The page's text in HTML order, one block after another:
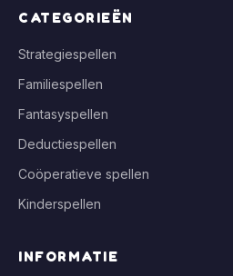
CATEGORIEËN
Strategiespellen
Familiespellen
Fantasyspellen
Deductiespellen
Coöperatieve spellen
Kinderspellen
INFORMATIE